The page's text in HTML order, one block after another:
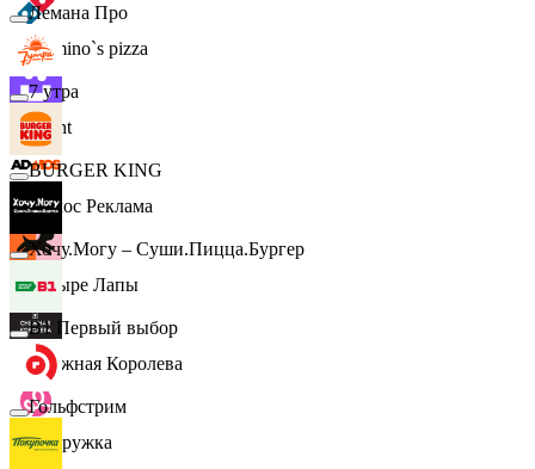
Domino`s pizza
Urent
Эдмос Реклама
Четыре Лапы
Снежная Королева
Подружка
Лемана Про
7 утра
BURGER KING
Хочу.Могу – Суши.Пицца.Бургер
B1 Первый выбор
Гольфстрим